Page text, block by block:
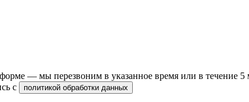
— мы перезвоним в указанное время или в течение 5
с
политикой обработки данных